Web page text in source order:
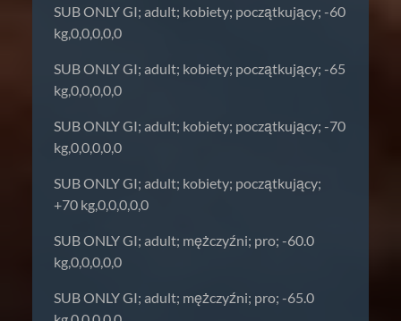
SUB ONLY GI; adult; kobiety; początkujący; -60
kg,0,0,0,0,0
SUB ONLY GI; adult; kobiety; początkujący; -65
kg,0,0,0,0,0
SUB ONLY GI; adult; kobiety; początkujący; -70
kg,0,0,0,0,0
SUB ONLY GI; adult; kobiety; początkujący;
+70 kg,0,0,0,0,0
SUB ONLY GI; adult; mężczyźni; pro; -60.0
kg,0,0,0,0,0
SUB ONLY GI; adult; mężczyźni; pro; -65.0